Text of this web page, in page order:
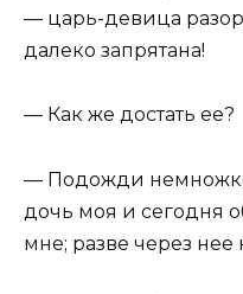
— царь-девица
далеко запрятана!
— Как же достать ее?
— Подожди
дочь моя и сегодня
мне; разве через нее